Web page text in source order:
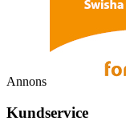
Annons
Kundservice